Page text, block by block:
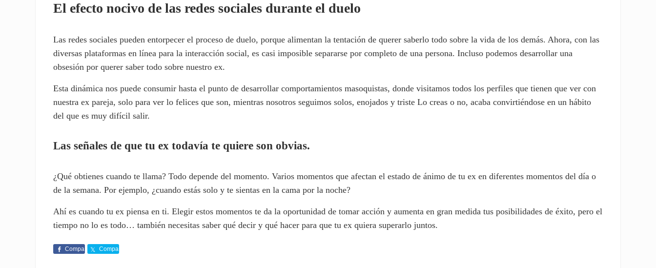
El efecto nocivo de las redes sociales durante el duelo
Las redes sociales pueden entorpecer el proceso de duelo, porque alimentan la tentación de querer saberlo todo sobre la vida de los demás. Ahora, con las
diversas plataformas en línea para la interacción social, es casi imposible separarse por completo de una persona. Incluso podemos desarrollar una
obsesión por querer saber todo sobre nuestro ex.
Esta dinámica nos puede consumir hasta el punto de desarrollar comportamientos masoquistas, donde visitamos todos los perfiles que tienen que ver con
nuestra ex pareja, solo para ver lo felices que son, mientras nosotros seguimos solos, enojados y triste Lo creas o no, acaba convirtiéndose en un hábito
del que es muy difícil salir.
Las señales de que tu ex todavía te quiere son obvias.
¿Qué obtienes cuando te llama? Todo depende del momento. Varios momentos que afectan el estado de ánimo de tu ex en diferentes momentos del día o
de la semana. Por ejemplo, ¿cuando estás solo y te sientas en la cama por la noche?
Ahí es cuando tu ex piensa en ti. Elegir estos momentos te da la oportunidad de tomar acción y aumenta en gran medida tus posibilidades de éxito, pero el
tiempo no lo es todo… también necesitas saber qué decir y qué hacer para que tu ex quiera superarlo juntos.
Compa
Compa